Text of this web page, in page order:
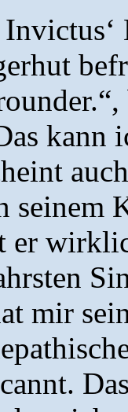
kann
seinem
er
mir